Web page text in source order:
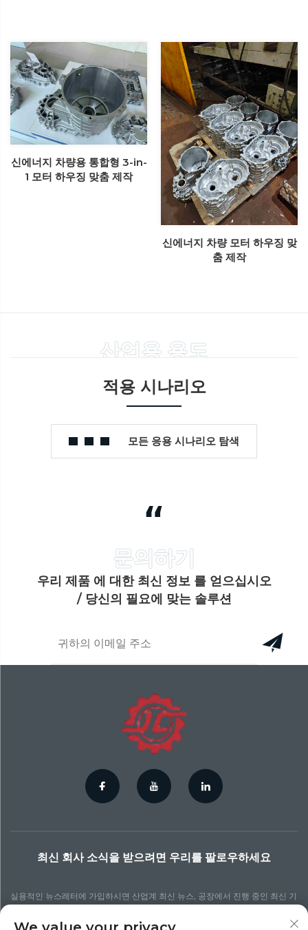
신에너지 차량용 통합형 3-in-
1 모터 하우징 맞춤 제작
신에너지 차량 모터 하우징 맞
춤 제작
산업용 용도
적용 시나리오
모든 응용 시나리오 탐색
“
우리 제품 에 대한 최신 정보 를 얻으십시오
/ 당신의 필요에 맞는 솔루션
최신 회사 소식을 받으려면 우리를 팔로우하세요
실용적인 뉴스레터에 가입하시면 산업계 최신 뉴스, 공장에서 진행 중인 최신 기